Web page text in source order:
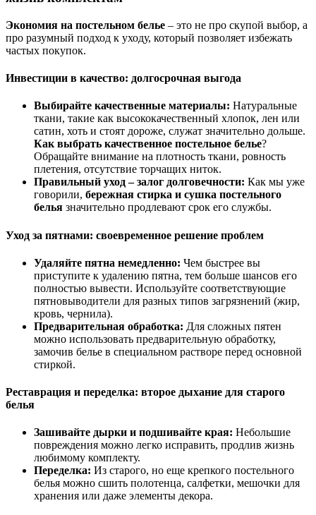
Экономия на постельном белье – это не про скупой выбор, а
про разумный подход к уходу, который позволяет избежать
частых покупок.
Инвестиции в качество: долгосрочная выгода
Выбирайте качественные материалы: Натуральные
ткани, такие как высококачественный хлопок, лен или
сатин, хоть и стоят дороже, служат значительно дольше.
Как выбрать качественное постельное белье?
Обращайте внимание на плотность ткани, ровность
плетения, отсутствие торчащих ниток.
Правильный уход – залог долговечности: Как мы уже
говорили, бережная стирка и сушка постельного
белья значительно продлевают срок его службы.
Уход за пятнами: своевременное решение проблем
Удаляйте пятна немедленно: Чем быстрее вы
приступите к удалению пятна, тем больше шансов его
полностью вывести. Используйте соответствующие
пятновыводители для разных типов загрязнений (жир,
кровь, чернила).
Предварительная обработка: Для сложных пятен
можно использовать предварительную обработку,
замочив белье в специальном растворе перед основной
стиркой.
Реставрация и переделка: второе дыхание для старого
белья
Зашивайте дырки и подшивайте края: Небольшие
повреждения можно легко исправить, продлив жизнь
любимому комплекту.
Переделка: Из старого, но еще крепкого постельного
белья можно сшить полотенца, салфетки, мешочки для
хранения или даже элементы декора.